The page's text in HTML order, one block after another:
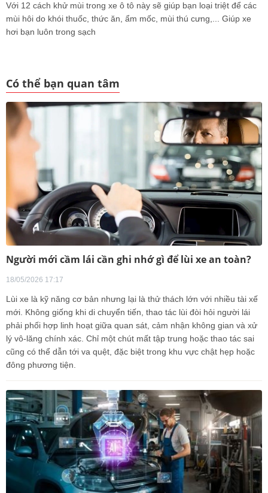
Với 12 cách khử mùi trong xe ô tô này sẽ giúp bạn loại triệt để các
mùi hôi do khói thuốc, thức ăn, ẩm mốc, mùi thú cưng,... Giúp xe
hơi bạn luôn trong sạch
Có thể bạn quan tâm
Người mới cầm lái cần ghi nhớ gì để lùi xe an toàn?
18/05/2026 17:17
Lùi xe là kỹ năng cơ bản nhưng lại là thử thách lớn với nhiều tài xế
mới. Không giống khi di chuyển tiến, thao tác lùi đòi hỏi người lái
phải phối hợp linh hoạt giữa quan sát, cảm nhận không gian và xử
lý vô-lăng chính xác. Chỉ một chút mất tập trung hoặc thao tác sai
cũng có thể dẫn tới va quệt, đặc biệt trong khu vực chật hẹp hoặc
đông phương tiện.